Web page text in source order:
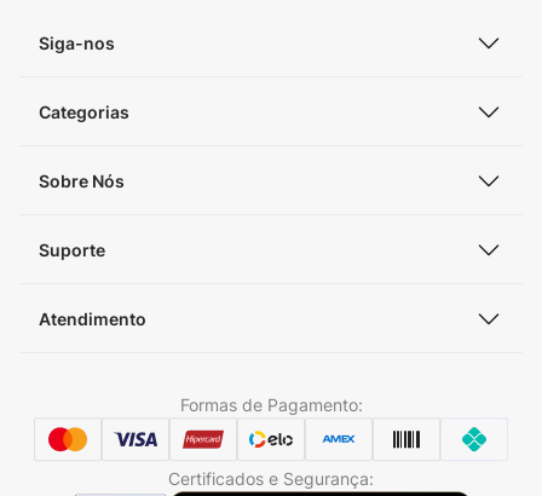
Siga-nos
Categorias
Sobre Nós
Suporte
Atendimento
Formas de Pagamento:
Certificados e Segurança: